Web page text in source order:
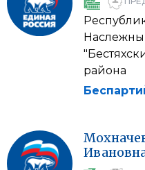
района